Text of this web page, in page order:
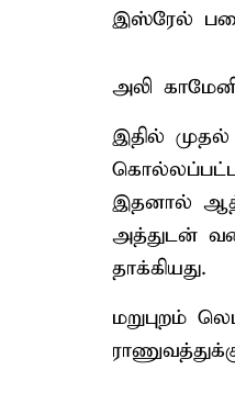
இஸ்ரேல்
அலி
இதில்
இதனால்
அத்துடன்
தாக்கியது.
மறுபுறம்